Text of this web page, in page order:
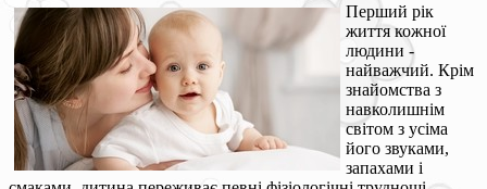
Перший рік
життя кожної
людини -
найважчий. Крім
знайомства з
навколишнім
світом з усіма
його звуками,
запахами і